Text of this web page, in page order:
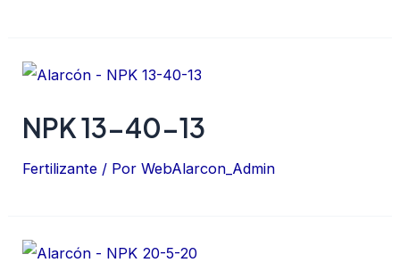
NPK 13-40-13
Fertilizante / PorWebAlarcon_Admin